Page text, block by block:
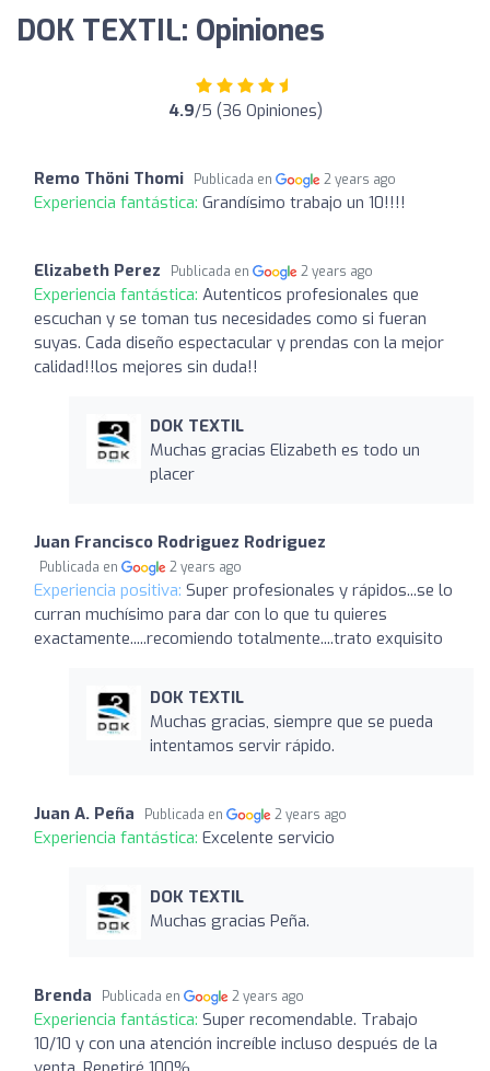
DOK TEXTIL: Opiniones
4.9/5 (36 Opiniones)
Remo Thöni Thomi Publicada en 2 years ago
Experiencia fantástica: Grandísimo trabajo un 10!!!!
Elizabeth Perez Publicada en 2 years ago
Experiencia fantástica: Autenticos profesionales que
escuchan y se toman tus necesidades como si fueran
suyas. Cada diseño espectacular y prendas con la mejor
calidad!!los mejores sin duda!!
DOK TEXTIL
Muchas gracias Elizabeth es todo un
placer
Juan Francisco Rodriguez Rodriguez
Publicada en 2 years ago
Experiencia positiva: Super profesionales y rápidos...se lo
curran muchísimo para dar con lo que tu quieres
exactamente.....recomiendo totalmente....trato exquisito
DOK TEXTIL
Muchas gracias, siempre que se pueda
intentamos servir rápido.
Juan A. Peña Publicada en 2 years ago
Experiencia fantástica: Excelente servicio
DOK TEXTIL
Muchas gracias Peña.
Brenda Publicada en 2 years ago
Experiencia fantástica: Super recomendable. Trabajo
10/10 y con una atención increíble incluso después de la